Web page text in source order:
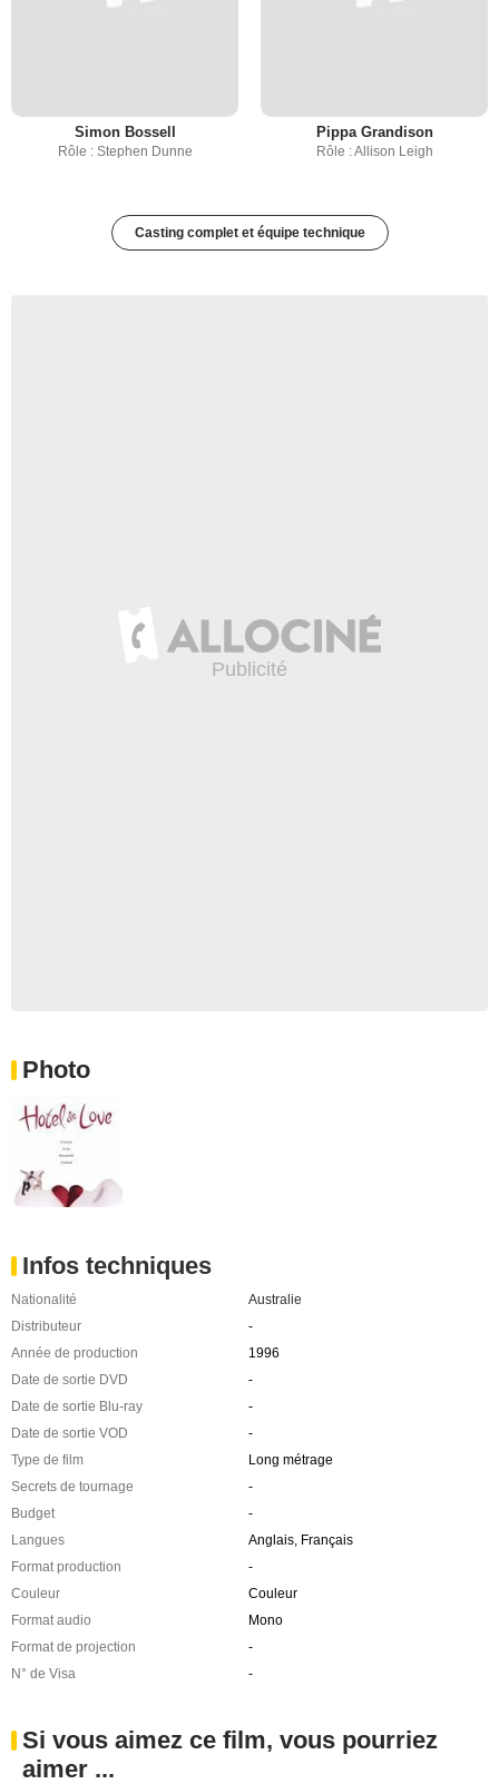
Simon Bossell
Rôle : Stephen Dunne
Pippa Grandison
Rôle : Allison Leigh
Casting complet et équipe technique
Photo
Infos techniques
Nationalité
Australie
Distributeur
-
Année de production
1996
Date de sortie DVD
-
Date de sortie Blu-ray
-
Date de sortie VOD
-
Type de film
Long métrage
Secrets de tournage
-
Budget
-
Langues
Anglais, Français
Format production
-
Couleur
Couleur
Format audio
Mono
Format de projection
-
N° de Visa
-
Si vous aimez ce film, vous pourriez
aimer ...